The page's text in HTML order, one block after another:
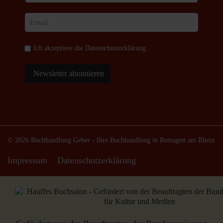
Ich akzeptiere die Datenschutzerklärung.
Newsletter abonnieren
© 2026 Buchhandlung Geber - Ihre Buchhandlung in Remagen am Rhein
Impressum Datenschutzerklärung